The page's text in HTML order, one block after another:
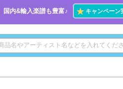
国内&輸入楽譜も豊富♪ ★キャンペーン